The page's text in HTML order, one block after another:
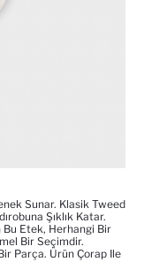
Sunar. Klasik Tweed
Şıklık Katar.
Etek, Herhangi Bir
Bir Seçimdir.
Parça. Ürün Çorap Ile